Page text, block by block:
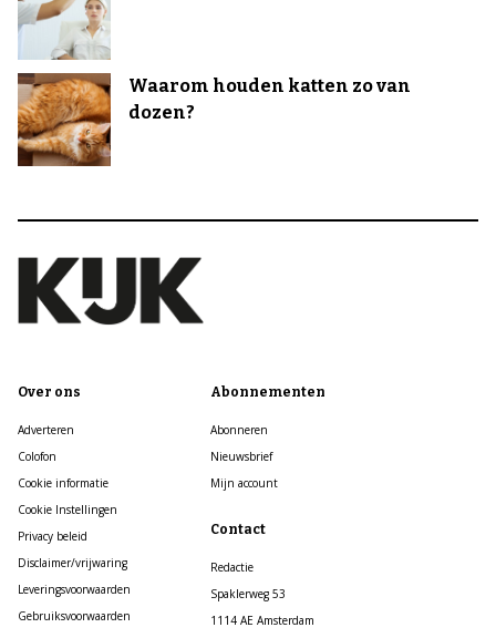
Waarom houden katten zo van
dozen?
Over ons
Adverteren
Colofon
Cookie informatie
Cookie Instellingen
Privacy beleid
Disclaimer/vrijwaring
Leveringsvoorwaarden
Gebruiksvoorwaarden
Abonnementen
Abonneren
Nieuwsbrief
Mijn account
Contact
Redactie
Spaklerweg 53
1114 AE Amsterdam